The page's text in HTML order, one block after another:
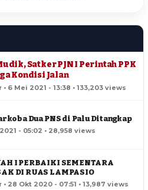
Satker PJN I Perintah PPK
Kondisi Jalan
6 Mei 2021 - 13:38 • 133,203 views
Dua PNS di Palu Ditangkap
- 05:02 • 28,958 views
I PERBAIKI SEMENTARA
DI RUAS LAMPASIO
28 Okt 2020 - 07:51 • 13,987 views